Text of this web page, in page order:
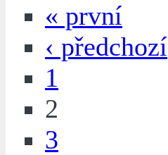
« první
‹ předchozí
1
2
3